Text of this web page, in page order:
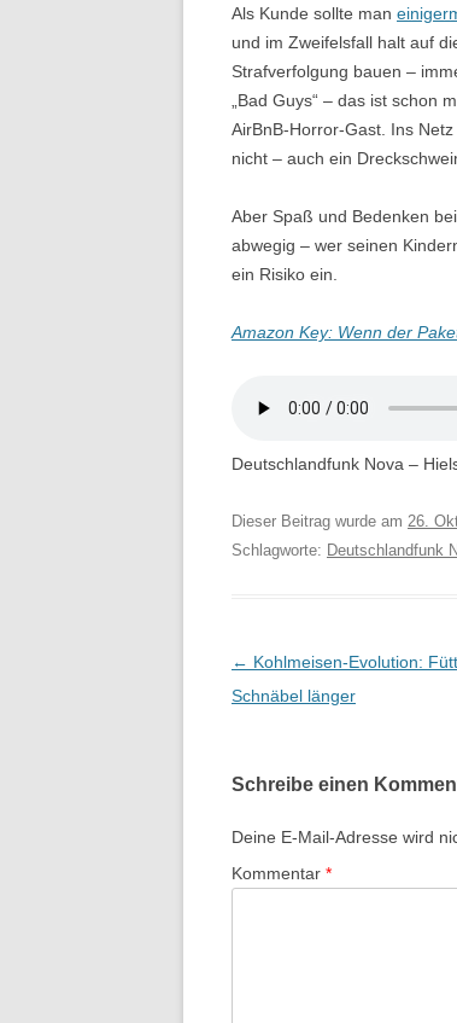
Als Kunde sollte man
und im Zweifelsfall halt auf
Strafverfolgung bauen –
„Bad Guys“ – das ist schon
AirBnB-Horror-Gast. Ins
nicht – auch ein
Aber Spaß und Bedenken
abwegig – wer seinen
ein Risiko ein.
Amazon Key: Wenn der
Deutschlandfunk Nova –
Dieser Beitrag wurde am 26.
Schlagworte: Deutschlandfunk
Beitragsnavigation
← Kohlmeisen-Evolution:
Schnäbel länger
Schreibe einen
Deine E-Mail-Adresse wird
Kommentar *